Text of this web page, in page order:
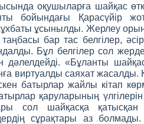
оқушыларға шайқас
бойындағы Қарасүйір
ұсынылды. Жерлеу
бар тас белгілер,
Бұл белгілер сол
дәлелдейді. «Бұланты
виртуалды саяхат
батырлар жайлы кітап
қаруларының
сол шайқасқа қатысқан
сұрақтары аз